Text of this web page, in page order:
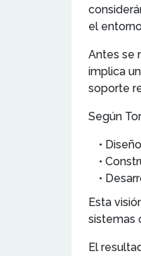
el
Antes se
implica
soporte
Según
•
•
•
Esta
sistemas
El